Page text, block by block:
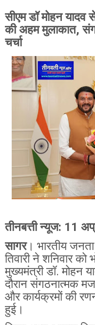
सीएम डॉ मोहन यादव
की अहम मुलाकात,
चर्चा
तीनबत्ती न्यूज: 11
सागर। भारतीय जनता
तिवारी ने शनिवार
मुख्यमंत्री डॉ. मोहन
दौरान संगठनात्मक
और कार्यक्रमों की
हुई।